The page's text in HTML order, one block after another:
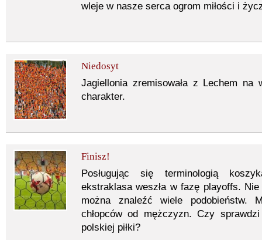
wleje w nasze serca ogrom miłości i
Niedosyt
Jagiellonia zremisowała z Lechem na
charakter.
Finisz!
Posługując się terminologią
ekstraklasa weszła w fazę playoffs.
można znaleźć wiele podobieństw.
chłopców od mężczyzn. Czy
polskiej piłki?